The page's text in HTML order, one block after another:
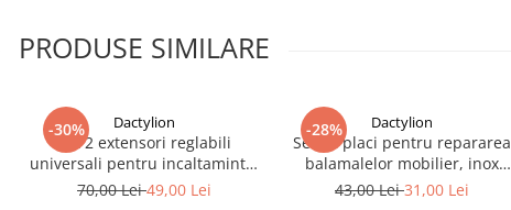
PRODUSE SIMILARE
-30% Dactylion
Set 2 extensori reglabili
universali pentru incaltaminte,
pantofi si adidasi – Largitor
70,00 Lei49,00 Lei
-28% Dactylion
Set 12 placi pentru repararea
balamalelor mobilier, inox
rezistent, 72 suruburi incluse, 9
43,00 Lei31,00 Lei